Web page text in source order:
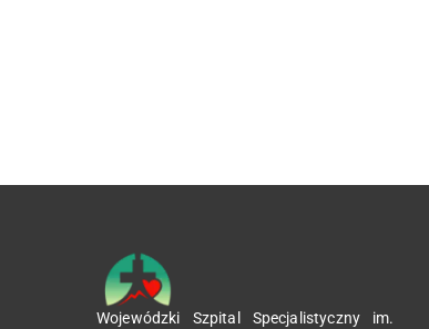
Wojewódzki Szpital Specjalistyczny im.